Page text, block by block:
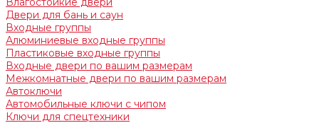
Двери для бань и саун
Входные группы
Алюминиевые входные группы
Пластиковые входные группы
Входные двери по вашим размерам
Межкомнатные двери по вашим размерам
Автоключи
Автомобильные ключи с чипом
Ключи для спецтехники